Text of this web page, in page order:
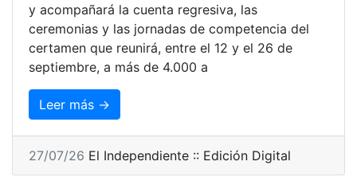
y acompañará la cuenta regresiva, las
ceremonias y las jornadas de competencia del
certamen que reunirá, entre el 12 y el 26 de
septiembre, a más de 4.000 a
Leer más →
27/07/26 El Independiente :: Edición Digital